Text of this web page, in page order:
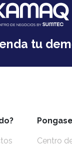
tu
Centro